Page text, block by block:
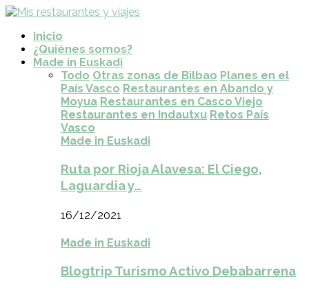
Inicio
¿Quiénes somos?
Made in Euskadi
Todo Otras zonas de Bilbao Planes en el
País Vasco Restaurantes en Abando y
Moyua Restaurantes en Casco Viejo
Restaurantes en Indautxu Retos País
Vasco
Made in Euskadi
Ruta por Rioja Alavesa: El Ciego,
Laguardia y…
16/12/2021
Made in Euskadi
Blogtrip Turismo Activo Debabarrena